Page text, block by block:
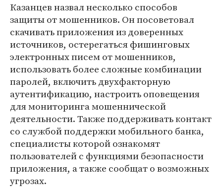
Казанцев назвал несколько способов
защиты от мошенников. Он посоветовал
скачивать приложения из доверенных
источников, остерегаться фишинговых
электронных писем от мошенников,
использовать более сложные комбинации
паролей, включить двухфакторную
аутентификацию, настроить оповещения
для мониторинга мошеннической
деятельности. Также поддерживать контакт
со службой поддержки мобильного банка,
специалисты которой ознакомят
пользователей с функциями безопасности
приложения, а также сообщат о возможных
угрозах.